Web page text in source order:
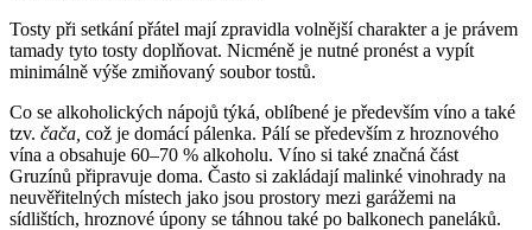
Tosty při setkání přátel mají zpravidla volnější charakter a je právem
tamady tyto tosty doplňovat. Nicméně je nutné pronést a vypít
minimálně výše zmiňovaný soubor tostů.
Co se alkoholických nápojů týká, oblíbené je především víno a také
tzv. čača, což je domácí pálenka. Pálí se především z hroznového
vína a obsahuje 60–70 % alkoholu. Víno si také značná část
Gruzínů připravuje doma. Často si zakládají malinké vinohrady na
neuvěřitelných místech jako jsou prostory mezi garážemi na
sídlištích, hroznové úpony se táhnou také po balkonech paneláků.